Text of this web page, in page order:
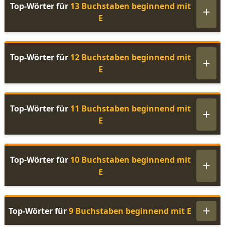
Top-Wörter für 13 Buchstaben beginnend mit
E
Top-Wörter für 12 Buchstaben beginnend mit
E
Top-Wörter für 11 Buchstaben beginnend mit
E
Top-Wörter für 10 Buchstaben beginnend mit
E
Top-Wörter für9 Buchstaben beginnend mit E